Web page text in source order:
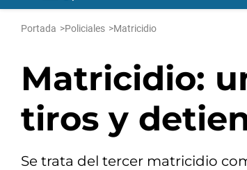
Portada >Policiales >Matricidio
Matricidio:
tiros y
Se trata del tercer matricidio